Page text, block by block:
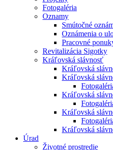
Fotogaléria
Oznamy
Smútočné
Oznámenia o
Pracovné
Revitalizácia Sigotky
Kráľovská slávnosť
Kráľovská
Kráľovská
Kráľovská
Kráľovská
Kráľovská
Úrad
Životné prostredie